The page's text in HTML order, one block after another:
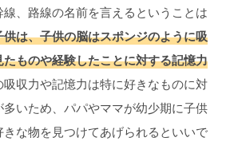
、路線の名前を言えるということは
供は、子供の脳はスポンジのように吸
ものや経験したことに対する記憶力
吸収力や記憶力は特に好きなものに対
いため、パパやママが幼少期に子供
な物を見つけてあげられるといいで